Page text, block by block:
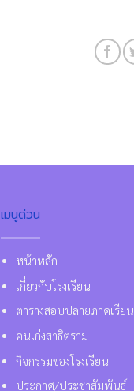
เมนูด่วน
หน้าหลัก
เกี่ยวกับโรงเรียน
ตารางสอบปลายภาคเรียน
คนเก่งสาธิตราม
กิจกรรมของโรงเรียน
ประกาศ/ประชาสัมพันธ์